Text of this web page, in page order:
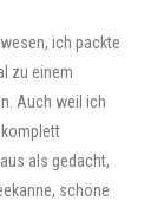
ich packte
zu einem
Auch weil ich
als gedacht,
schöne